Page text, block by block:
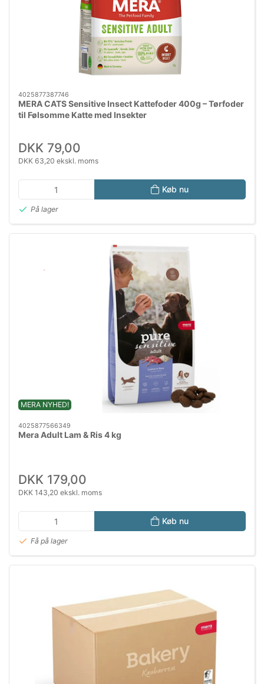
4025877387746
MERA CATS Sensitive Insect Kattefoder 400g – Tørfoder
til Følsomme Katte med Insekter
DKK 79,00
DKK 63,20 ekskl. moms
Køb nu
På lager
MERA NYHED!
4025877566349
Mera Adult Lam & Ris 4 kg
DKK 179,00
DKK 143,20 ekskl. moms
Køb nu
Få på lager